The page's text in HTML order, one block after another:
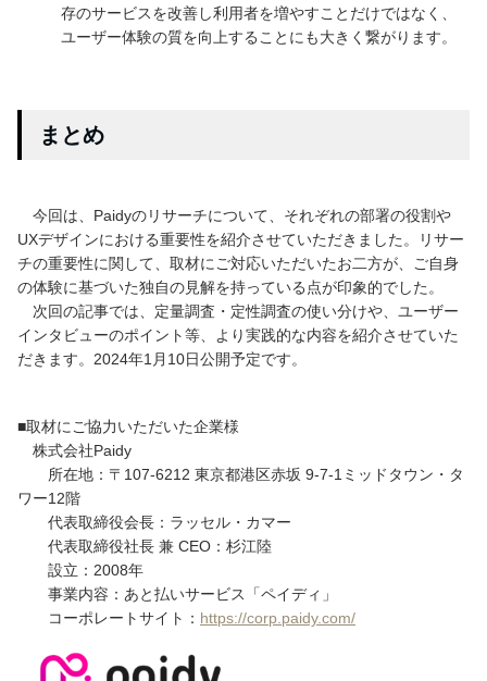
存のサービスを改善し利用者を増やすことだけではなく、
ユーザー体験の質を向上することにも大きく繋がります。
まとめ
今回は、Paidyのリサーチについて、それぞれの部署の役割や
UXデザインにおける重要性を紹介させていただきました。リサー
チの重要性に関して、取材にご対応いただいたお二方が、ご自身
の体験に基づいた独自の見解を持っている点が印象的でした。
次回の記事では、定量調査・定性調査の使い分けや、ユーザー
インタビューのポイント等、より実践的な内容を紹介させていた
だきます。2024年1月10日公開予定です。
■取材にご協⼒いただいた企業様
株式会社Paidy
所在地：〒107-6212 東京都港区⾚坂 9-7-1ミッドタウン・タ
ワー12階
代表取締役会⻑：ラッセル・カマー
代表取締役社⻑ 兼 CEO：杉江陸
設⽴：2008年
事業内容：あと払いサービス「ペイディ」
コーポレートサイト： https://corp.paidy.com/